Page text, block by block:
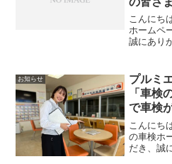
会社で
こんにち
ホームペ
誠にあり
れるお店
豊田・四
お知らせ
プルミ
「車検
で車検
こんにち
の車検ホ
だき、誠